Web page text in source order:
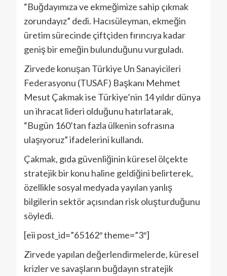
“Buğdayımıza ve ekmeğimize sahip çıkmak
zorundayız” dedi. Hacısüleyman, ekmeğin
üretim sürecinde çiftçiden fırıncıya kadar
geniş bir emeğin bulunduğunu vurguladı.
Zirvede konuşan Türkiye Un Sanayicileri
Federasyonu (TUSAF) Başkanı Mehmet
Mesut Çakmak ise Türkiye’nin 14 yıldır dünya
un ihracat lideri olduğunu hatırlatarak,
“Bugün 160’tan fazla ülkenin sofrasına
ulaşıyoruz” ifadelerini kullandı.
Çakmak, gıda güvenliğinin küresel ölçekte
stratejik bir konu haline geldiğini belirterek,
özellikle sosyal medyada yayılan yanlış
bilgilerin sektör açısından risk oluşturduğunu
söyledi.
[eii post_id=”65162″ theme=”3″]
Zirvede yapılan değerlendirmelerde, küresel
krizler ve savaşların buğdayın stratejik